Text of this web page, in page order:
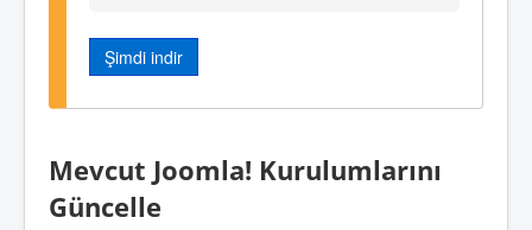
Şimdi indir
Mevcut Joomla! Kurulumlarını
Güncelle